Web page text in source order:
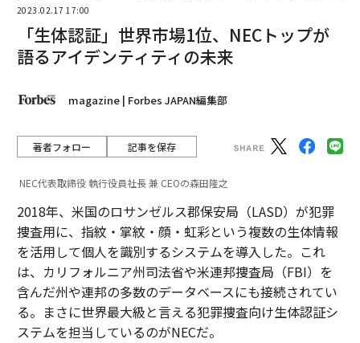
2023.02.17 17:00
「生体認証」世界市場1位、NECトップが
語るアイデンティティの未来
magazine | Forbes JAPAN編集部
著者フォロー 記事を保存
NEC代表取締役 執行役員社長 兼 CEOの森田隆之
2018年、米国のロサンゼルス郡保安局（LASD）が犯罪
捜査用に、指紋・掌紋・顔・虹彩という複数の生体情報
を活用して個人を識別するシステムを導入した。これ
は、カリフォルニア州司法省や米連邦捜査局（FBI）を
含んだ州や連邦の多数のデータベースにも接続されてい
る。まさに世界最大級と言える犯罪捜査向け生体認証シ
ステムを担当しているのがNECだ。